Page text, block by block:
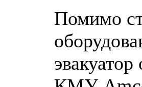
Помимо